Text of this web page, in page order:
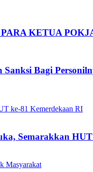
KETUA
Sanksi Bagi
Semarakkan